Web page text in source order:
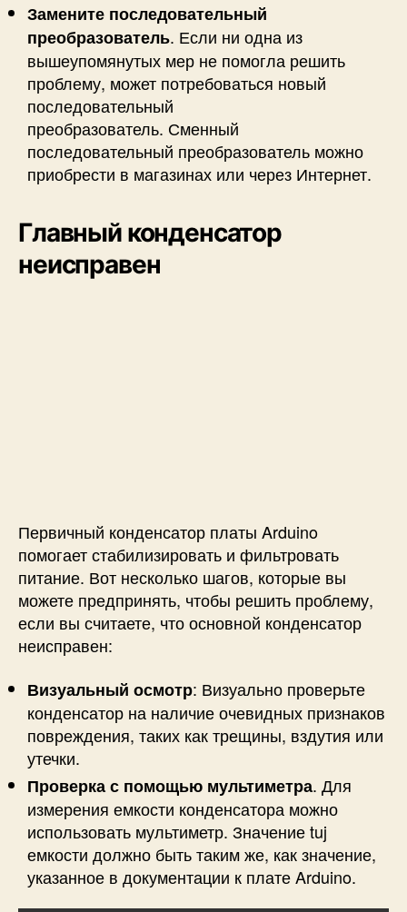
Замените последовательный
преобразователь. Если ни одна из
вышеупомянутых мер не помогла решить
проблему, может потребоваться новый
последовательный
преобразователь. Сменный
последовательный преобразователь можно
приобрести в магазинах или через Интернет.
Главный конденсатор
неисправен
Первичный конденсатор платы Arduino
помогает стабилизировать и фильтровать
питание. Вот несколько шагов, которые вы
можете предпринять, чтобы решить проблему,
если вы считаете, что основной конденсатор
неисправен:
Визуальный осмотр: Визуально проверьте
конденсатор на наличие очевидных признаков
повреждения, таких как трещины, вздутия или
утечки.
Проверка с помощью мультиметра. Для
измерения емкости конденсатора можно
использовать мультиметр. Значение tuj
емкости должно быть таким же, как значение,
указанное в документации к плате Arduino.